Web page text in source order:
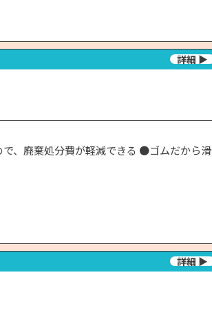
、廃棄処分費が軽減できる ●ゴムだから滑